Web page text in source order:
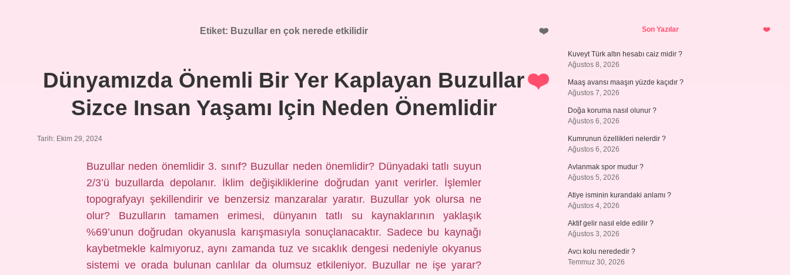
Etiket: Buzullar en çok nerede etkilidir
Dünyamızda Önemli Bir Yer Kaplayan Buzullar
Sizce Insan Yaşamı Için Neden Önemlidir
Tarih: Ekim 29, 2024
Buzullar neden önemlidir 3. sınıf? Buzullar neden önemlidir? Dünyadaki tatlı suyun
2/3’ü buzullarda depolanır. İklim değişikliklerine doğrudan yanıt verirler. İşlemler
topografyayı şekillendirir ve benzersiz manzaralar yaratır. Buzullar yok olursa ne
olur? Buzulların tamamen erimesi, dünyanın tatlı su kaynaklarının yaklaşık
%69’unun doğrudan okyanusla karışmasıyla sonuçlanacaktır. Sadece bu kaynağı
kaybetmekle kalmıyoruz, aynı zamanda tuz ve sıcaklık dengesi nedeniyle okyanus
sistemi ve orada bulunan canlılar da olumsuz etkileniyor. Buzullar ne işe yarar?
SidebarSon Yazılar
Kuveyt Türk altın hesabı caiz midir ?
Ağustos 8, 2026
Maaş avansı maaşın yüzde kaçıdır ?
Ağustos 7, 2026
Doğa koruma nasıl olunur ?
Ağustos 6, 2026
Kumrunun özellikleri nelerdir ?
Ağustos 6, 2026
Avlanmak spor mudur ?
Ağustos 5, 2026
Atiye isminin kurandaki anlamı ?
Ağustos 4, 2026
Aktif gelir nasıl elde edilir ?
Ağustos 3, 2026
Avcı kolu nerededir ?
Temmuz 30, 2026